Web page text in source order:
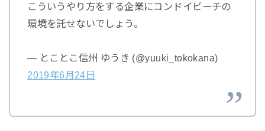
こういうやり方をする企業にコンドイビーチの
環境を託せないでしょう。
— とことこ信州 ゆうき (@yuuki_tokokana)
2019年6月24日